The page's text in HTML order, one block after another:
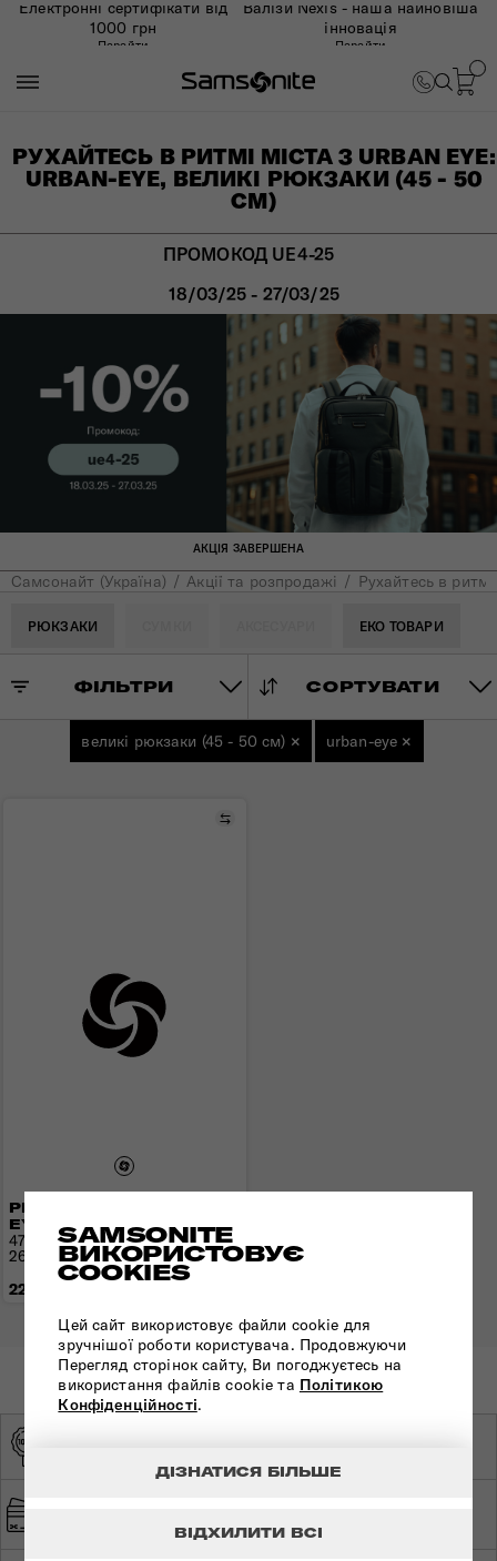
Електронні сертифікати від
1000 грн
Перейти
Валізи Nexis - наша найновіша
інновація
Перейти
SAMSONITE
ВИКОРИСТОВУЄ
COOKIES
Цей сайт використовує файли cookie для
зручнішої роботи користувача. Продовжуючи
Перегляд сторінок сайту, Ви погоджуєтесь на
використання файлів cookie та Політикою
Конфіденційності.
ВІДХИЛИТИ ВСІ
ДІЗНАТИСЯ БІЛЬШЕ
РУХАЙТЕСЬ В РИТМІ МІСТА З URBAN EYE:
URBAN-EYE, ВЕЛИКІ РЮКЗАКИ (45 - 50
СМ)
ПРОМОКОД UE4-25
18/03/25 - 27/03/25
АКЦІЯ ЗАВЕРШЕНА
Самсонайт (Україна) Акції та розпродажі Рухайтесь в
РЮКЗАКИ ЕКО ТОВАРИ
ФІЛЬТРИ СОРТУВАТИ
великі рюкзаки (45 - 50 см) × urban-eye ×
РЮКЗАК 17,3" URBAN-
EYE
Порівняти
47x32x22(25) см | 1,4 кг |
26(35) л
22 220 грн
ДОСТАВКА